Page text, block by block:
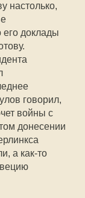
настолько,
его доклады
говорил,
войны с
донесении
а как-то